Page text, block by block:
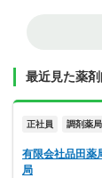
最近見た薬
正社員 調剤薬局
有限会社品田
局